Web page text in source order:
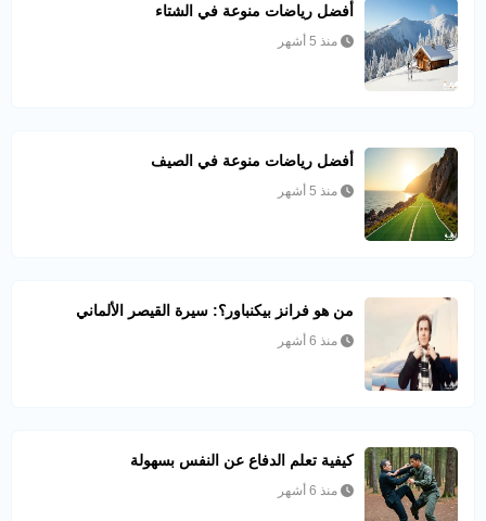
أفضل رياضات منوعة في الشتاء
منذ 5 أشهر
أفضل رياضات منوعة في الصيف
منذ 5 أشهر
من هو فرانز بيكنباور؟: سيرة القيصر الألماني
منذ 6 أشهر
كيفية تعلم الدفاع عن النفس بسهولة
منذ 6 أشهر